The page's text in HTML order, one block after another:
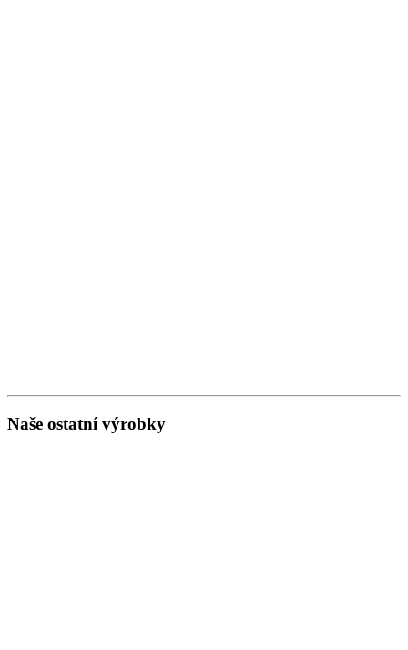
Naše ostatní výrobky